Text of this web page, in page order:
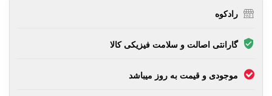
رادکوه
گارانتی اصالت و سلامت فیزیکی کالا
موجودی و قیمت به روز میباشد